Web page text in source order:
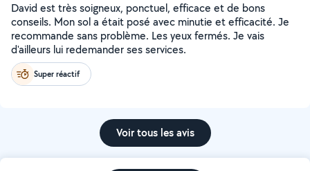
David est très soigneux, ponctuel, efficace et de bons
conseils. Mon sol a était posé avec minutie et efficacité. Je
recommande sans problème. Les yeux fermés. Je vais
d'ailleurs lui redemander ses services.
Super réactif
Voir tous les avis